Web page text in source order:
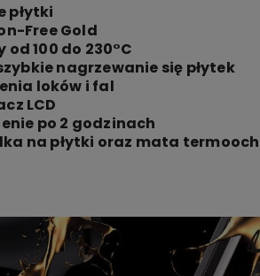
płytki
Free Gold
100 do 230°C
nagrzewanie się płytek
loków i fal
LCD
po 2 godzinach
na płytki oraz mata